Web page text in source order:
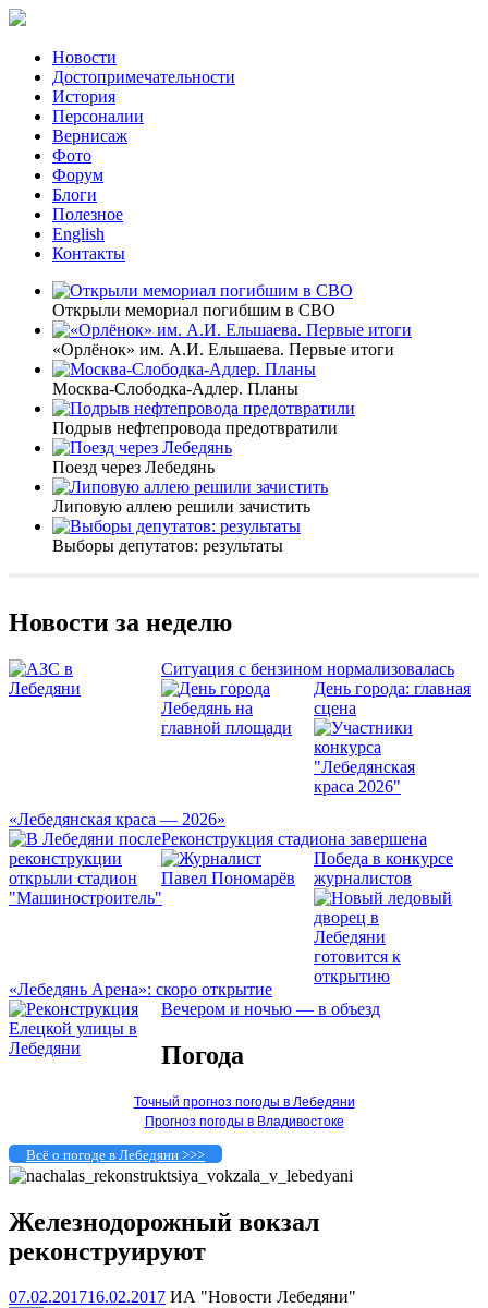
Новости
Достопримечательности
История
Персоналии
Вернисаж
Фото
Форум
Блоги
Полезное
English
Контакты
Открыли мемориал погибшим в СВО
«Орлёнок» им. А.И. Ельшаева. Первые итоги
Москва-Слободка-Адлер. Планы
Подрыв нефтепровода предотвратили
Поезд через Лебедянь
Липовую аллею решили зачистить
Выборы депутатов: результаты
Новости за неделю
Ситуация с бензином нормализовалась
День города: главная
сцена
«Лебедянская краса — 2026»
Реконструкция стадиона завершена
Победа в конкурсе
журналистов
«Лебедянь Арена»: скоро открытие
Вечером и ночью — в объезд
Погода
Точный прогноз погоды в Лебедяни
Прогноз погоды в Владивостоке
Всё о погоде в Лебедяни >>>
Железнодорожный вокзал
реконструируют
07.02.201716.02.2017 ИА "Новости Лебедяни"